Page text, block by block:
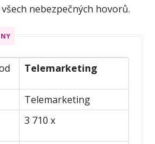
všech nebezpečných hovorů.
Telemarketing
Telemarketing
3 710 x